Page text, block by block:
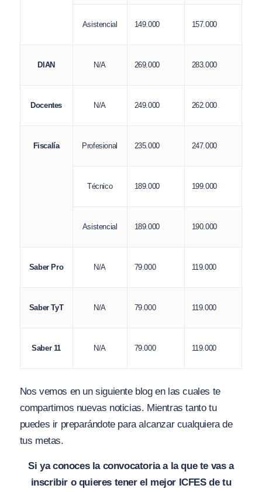
Asistencial 149.000 157.000
DIAN N/A 269.000 283.000
Docentes N/A 249.000 262.000
Fiscalía Profesional 235.000 247.000
Técnico 189.000 199.000
Asistencial 189.000 190.000
Saber Pro N/A 79.000 119.000
Saber TyT N/A 79.000 119.000
Saber 11 N/A 79.000 119.000
Nos vemos en un siguiente blog en las cuales te
compartimos nuevas noticias. Mientras tanto tu
puedes ir preparándote para alcanzar cualquiera de
tus metas.
Si ya conoces la convocatoria a la que te vas a
inscribir o quieres tener el mejor ICFES de tu